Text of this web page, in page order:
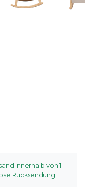
innerhalb von 1
Rücksendung